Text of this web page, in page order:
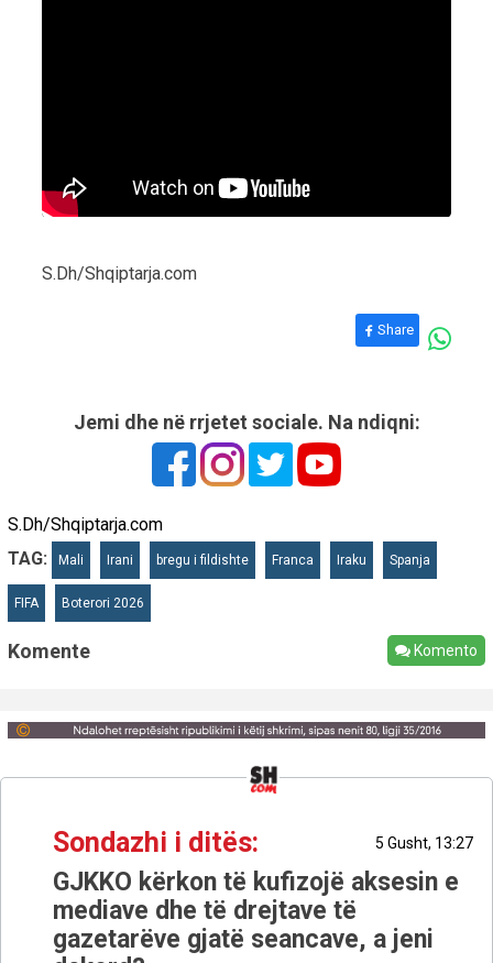
S.Dh/Shqiptarja.com
Share
Jemi dhe në rrjetet sociale. Na ndiqni:
S.Dh/Shqiptarja.com
TAG:
Mali Irani bregu i fildishte Franca Iraku Spanja
FIFA Boterori 2026
Komente Komento
Sondazhi i ditës: 5 Gusht, 13:27
GJKKO kërkon të kufizojë aksesin e
mediave dhe të drejtave të
gazetarëve gjatë seancave, a jeni